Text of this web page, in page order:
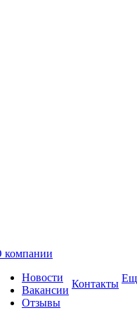
компании
Новости
Вакансии
Отзывы
Контакты